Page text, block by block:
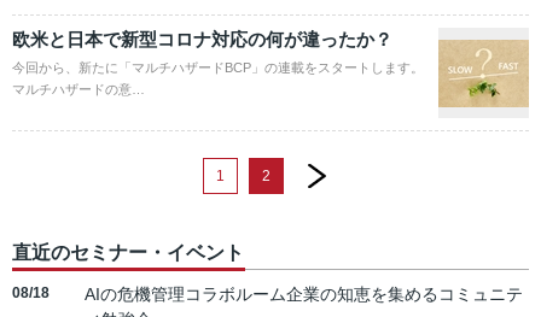
欧米と日本で新型コロナ対応の何が違ったか？
今回から、新たに「マルチハザードBCP」の連載をスタートします。
マルチハザードの意…
1 2
next
直近のセミナー・イベント
08/18
AIの危機管理コラボルーム企業の知恵を集めるコミュニテ